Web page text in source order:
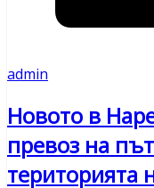
admin
Новото в
превоз на
територията